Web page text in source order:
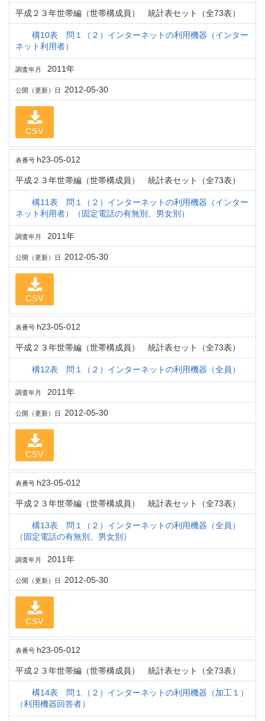
平成２３年世帯編（世帯構成員） 統計表セット（全73表）
構10表 問１（２）インターネットの利用機器（インター
ネット利用者）
調査年月 2011年
公開（更新）日 2012-05-30
CSV
表番号 h23-05-012
平成２３年世帯編（世帯構成員） 統計表セット（全73表）
構11表 問１（２）インターネットの利用機器（インター
ネット利用者）（固定電話の有無別、男女別）
調査年月 2011年
公開（更新）日 2012-05-30
CSV
表番号 h23-05-012
平成２３年世帯編（世帯構成員） 統計表セット（全73表）
構12表 問１（２）インターネットの利用機器（全員）
調査年月 2011年
公開（更新）日 2012-05-30
CSV
表番号 h23-05-012
平成２３年世帯編（世帯構成員） 統計表セット（全73表）
構13表 問１（２）インターネットの利用機器（全員）
（固定電話の有無別、男女別）
調査年月 2011年
公開（更新）日 2012-05-30
CSV
表番号 h23-05-012
平成２３年世帯編（世帯構成員） 統計表セット（全73表）
構14表 問１（２）インターネットの利用機器（加工１）
（利用機器回答者）